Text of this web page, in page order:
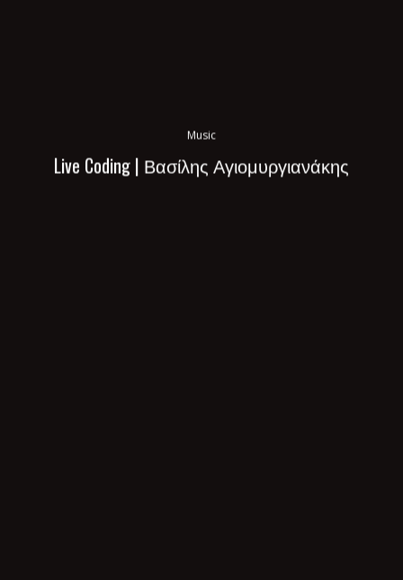
Music
Live Coding | Βασίλης Αγιομυργιανάκης